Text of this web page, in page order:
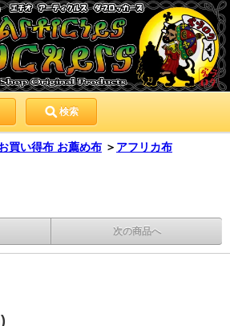
検索
買い得布 お薦め布 ＞ アフリカ布
次の商品へ